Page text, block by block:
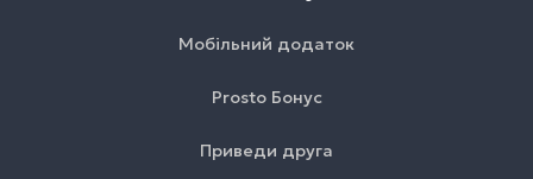
Мобільний додаток
Prosto Бонус
Приведи друга